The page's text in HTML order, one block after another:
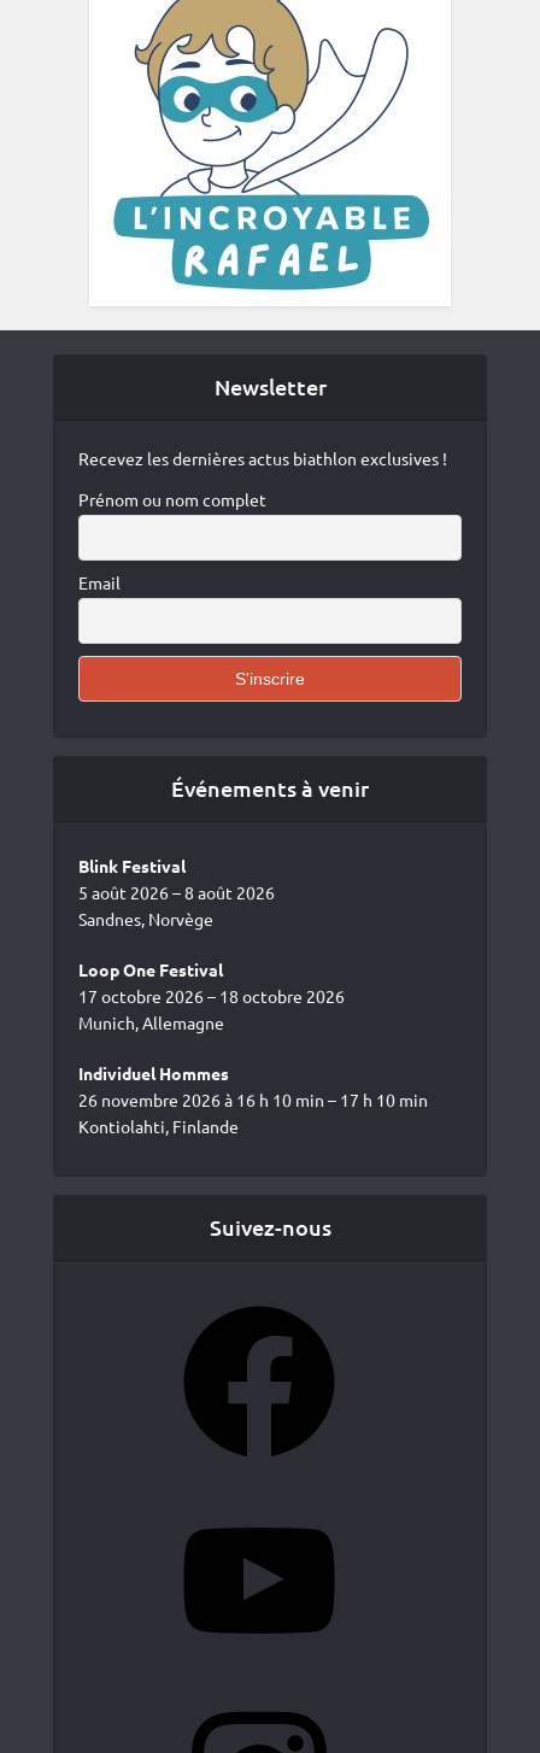
Newsletter
Recevez les dernières actus biathlon exclusives !
Prénom ou nom complet
Email
Événements à venir
Blink Festival
5 août 2026 – 8 août 2026
Sandnes, Norvège
Loop One Festival
17 octobre 2026 – 18 octobre 2026
Munich, Allemagne
Individuel Hommes
26 novembre 2026 à 16 h 10 min – 17 h 10 min
Kontiolahti, Finlande
Suivez-nous